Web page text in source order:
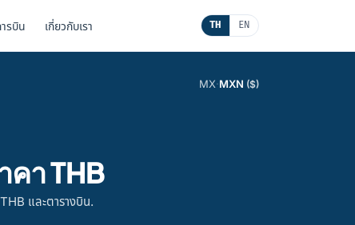
รบิน เกี่ยวกับเรา TH EN
MX·MXN ($)
า THB
และตารางบิน.